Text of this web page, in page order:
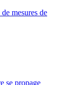
mesures de
se propage